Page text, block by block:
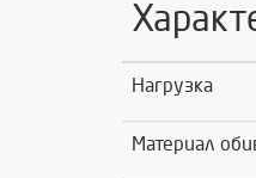
Нагрузка
Материал